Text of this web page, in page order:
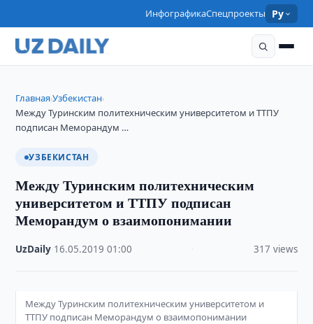
ИнфографикаСпецпроекты Ру
Главная›Узбекистан›
Между Туринским политехническим университетом и ТТПУ
подписан Меморандум …
УЗБЕКИСТАН
Между Туринским политехническим
университетом и ТТПУ подписан
Меморандум о взаимопонимании
UzDaily 16.05.2019 ·01:00 317 views
Между Туринским политехническим университетом и
ТТПУ подписан Меморандум о взаимопонимании